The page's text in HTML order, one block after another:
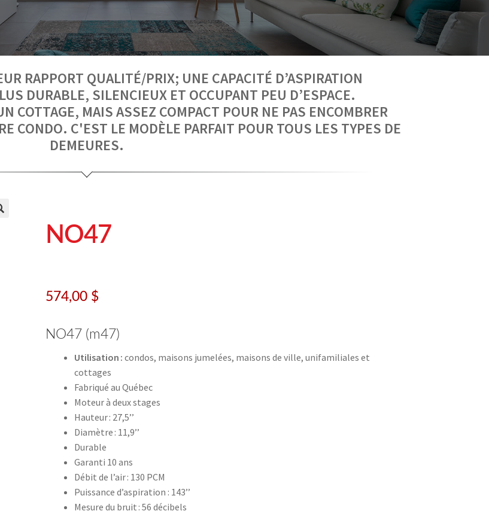
RAPPORT QUALITÉ/PRIX; UNE CAPACITÉ D’ASPIRATION
DURABLE, SILENCIEUX ET OCCUPANT PEU D’ESPACE.
COTTAGE, MAIS ASSEZ COMPACT POUR NE PAS ENCOMBRER
CONDO. C'EST LE MODÈLE PARFAIT POUR TOUS LES TYPES DE
DEMEURES.
NO47
574,00 $
NO47 (m47)
Utilisation : condos, maisons jumelées, maisons de ville, unifamiliales et
cottages
Fabriqué au Québec
Moteur à deux stages
Hauteur : 27,5’’
Diamètre : 11,9’’
Durable
Garanti 10 ans
Débit de l’air : 130 PCM
Puissance d’aspiration : 143’’
Mesure du bruit : 56 décibels